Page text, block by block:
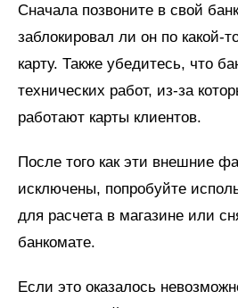
Сначала позвоните в свой
заблокировал ли он по какой-
карту. Также убедитесь, что
технических работ, из-за
работают карты клиентов.
После того как эти внешние
исключены, попробуйте
для расчета в магазине или
банкомате.
Если это оказалось